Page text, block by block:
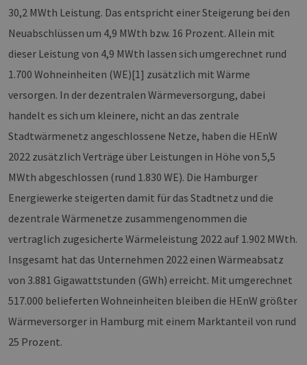
30,2 MWth Leistung. Das entspricht einer Steigerung bei den
Neuabschlüssen um 4,9 MWth bzw. 16 Prozent. Allein mit
dieser Leistung von 4,9 MWth lassen sich umgerechnet rund
1.700 Wohneinheiten (WE)[1] zusätzlich mit Wärme
versorgen. In der dezentralen Wärmeversorgung, dabei
handelt es sich um kleinere, nicht an das zentrale
Stadtwärmenetz angeschlossene Netze, haben die HEnW
2022 zusätzlich Verträge über Leistungen in Höhe von 5,5
MWth abgeschlossen (rund 1.830 WE). Die Hamburger
Energiewerke steigerten damit für das Stadtnetz und die
dezentrale Wärmenetze zusammengenommen die
vertraglich zugesicherte Wärmeleistung 2022 auf 1.902 MWth.
Insgesamt hat das Unternehmen 2022 einen Wärmeab­satz
von 3.881 Gigawattstunden (GWh) erreicht. Mit umgerechnet
517.000 belieferten Wohneinheiten bleiben die HEnW größter
Wärmeversorger in Hamburg mit einem Marktanteil von rund
25 Prozent.